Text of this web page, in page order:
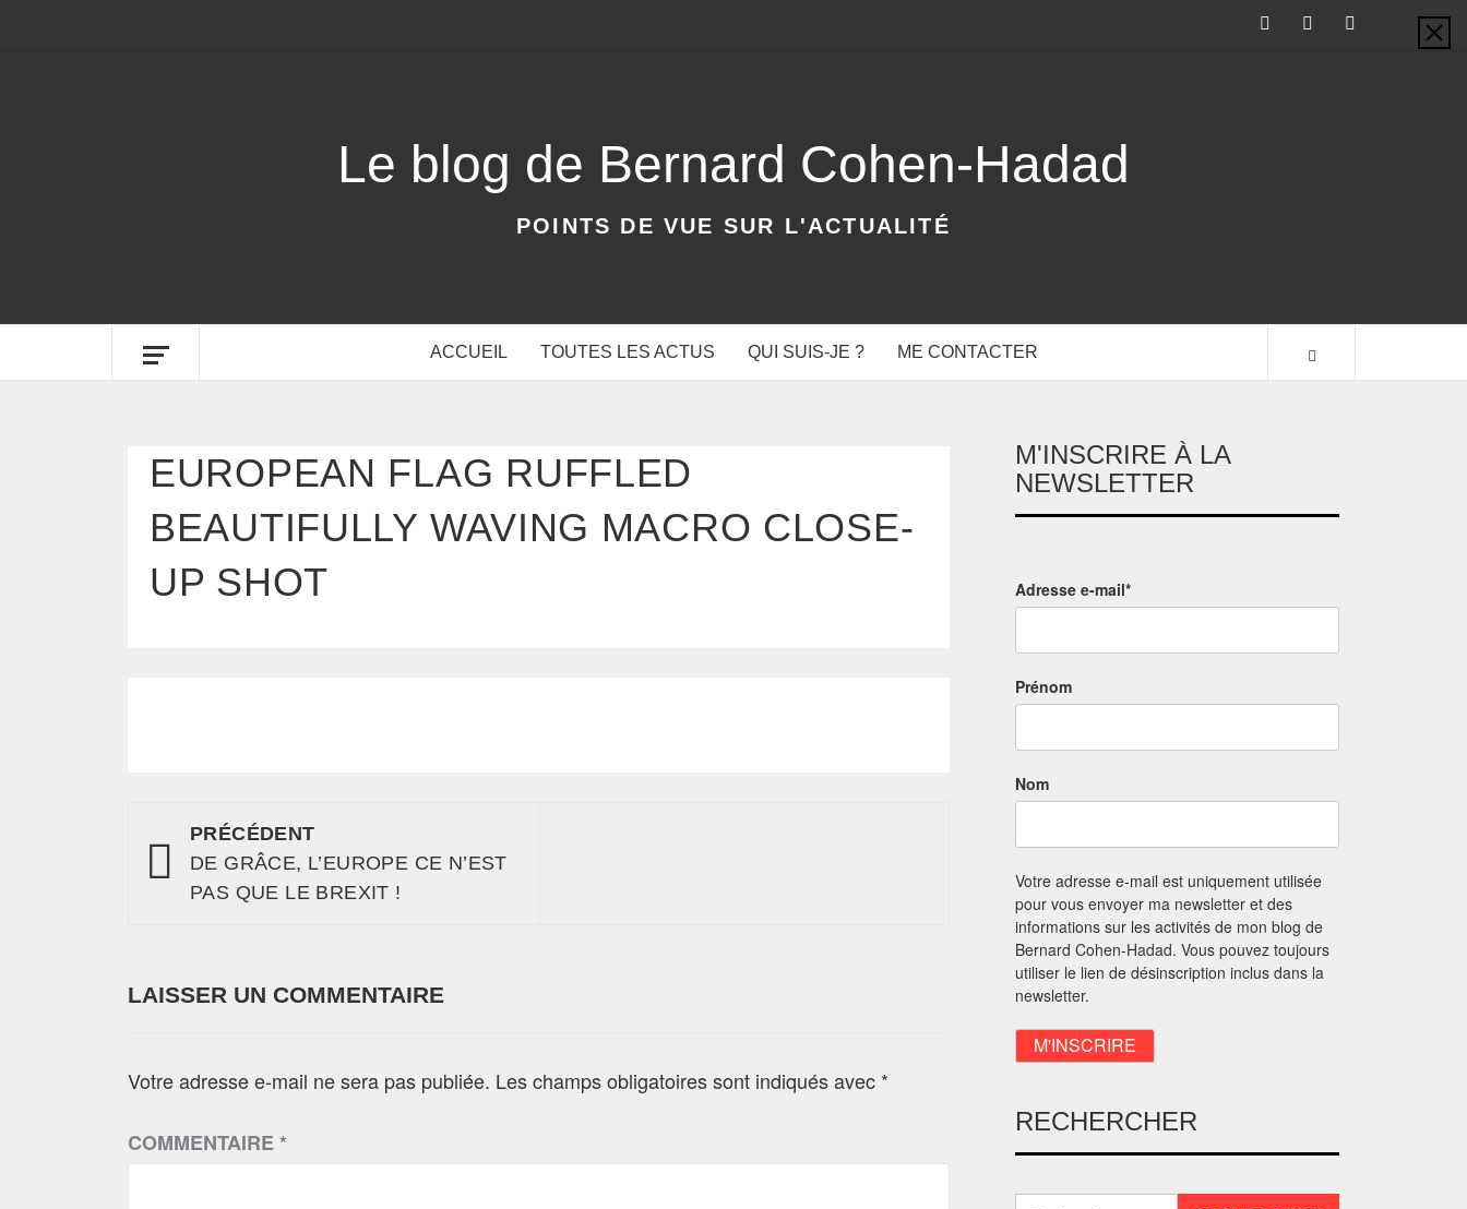
Le blog de Bernard Cohen-Hadad
POINTS DE VUE SUR L'ACTUALITÉ
ACCUEIL TOUTES LES ACTUS QUI SUIS-JE ? ME CONTACTER
EUROPEAN FLAG RUFFLED
BEAUTIFULLY WAVING MACRO CLOSE-
UP SHOT
PRÉCÉDENT
DE GRÂCE, L’EUROPE CE N’EST
PAS QUE LE BREXIT !
LAISSER UN COMMENTAIRE
Votre adresse e-mail ne sera pas publiée. Les champs obligatoires sont indiqués avec *
COMMENTAIRE*
M'INSCRIRE À LA
NEWSLETTER
Adresse e-mail*
Prénom
Nom
Votre adresse e-mail est uniquement utilisée
pour vous envoyer ma newsletter et des
informations sur les activités de mon blog de
Bernard Cohen-Hadad. Vous pouvez toujours
utiliser le lien de désinscription inclus dans la
newsletter.
RECHERCHER